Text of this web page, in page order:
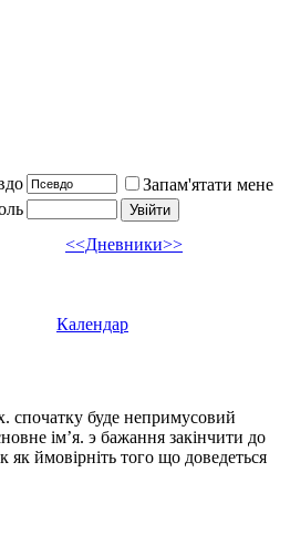
Запам'ятати мене
<<Дневники>>
Календар
спочатку буде непримусовий
імʼя. э бажання закінчити до
ймовірніть того що доведеться